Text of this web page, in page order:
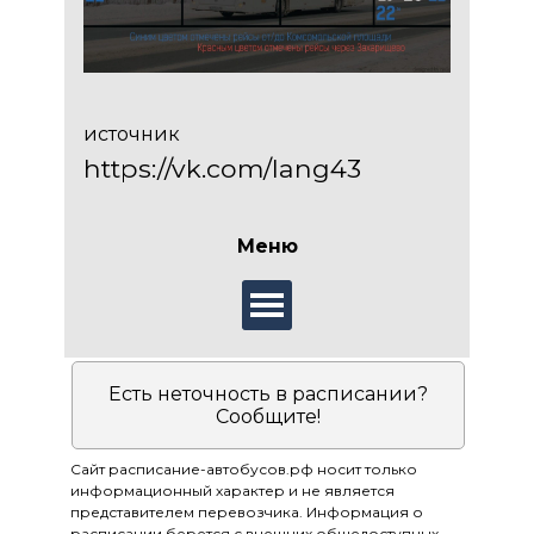
источник
https://vk.com/lang43
Меню
Есть неточность в расписании?
Сообщите!
Сайт расписание-автобусов.рф носит только
информационный характер и не является
представителем перевозчика. Информация о